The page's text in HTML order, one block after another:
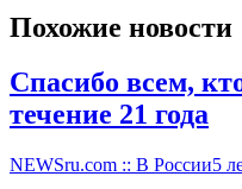
Похожие новости
Спасибо всем,
течение 21 года
NEWSru.com :: В России5